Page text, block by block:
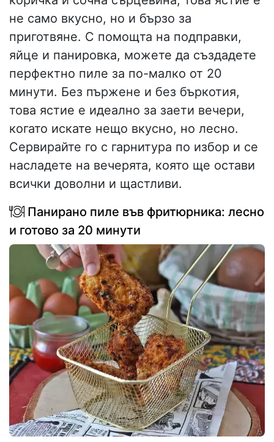
не само вкусно, но и бързо за
приготвяне. С помощта на подправки,
яйце и панировка, можете да създадете
перфектно пиле за по-малко от 20
минути. Без пържене и без бъркотия,
това ястие е идеално за заети вечери,
когато искате нещо вкусно, но лесно.
Сервирайте го с гарнитура по избор и се
насладете на вечерята, която ще остави
всички доволни и щастливи.
Панирано пиле във фритюрника: лесно
и готово за 20 минути